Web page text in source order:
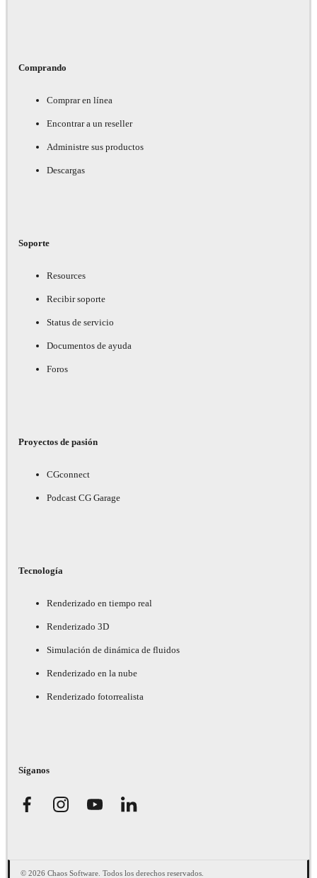
Comprando
Comprar en línea
Encontrar a un reseller
Administre sus productos
Descargas
Soporte
Resources
Recibir soporte
Status de servicio
Documentos de ayuda
Foros
Proyectos de pasión
CGconnect
Podcast CG Garage
Tecnología
Renderizado en tiempo real
Renderizado 3D
Simulación de dinámica de fluidos
Renderizado en la nube
Renderizado fotorrealista
Síganos
© 2026 Chaos Software. Todos los derechos reservados.